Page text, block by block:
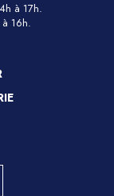
à 17h.
16h.